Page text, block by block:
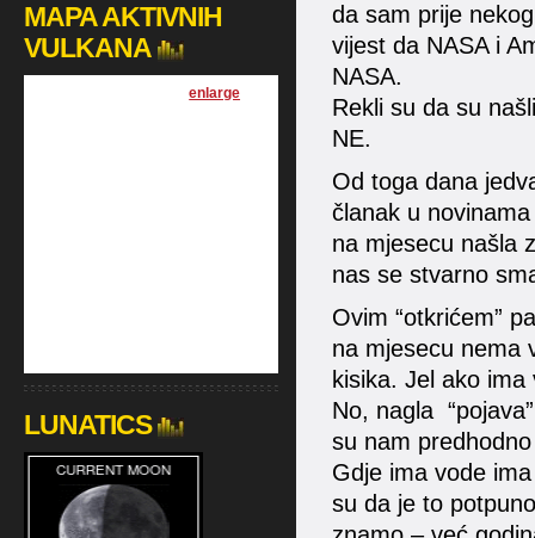
da sam prije
vijest da NASA i
NASA.
Rekli su da su
NE.
Od toga dana
članak u
na mjesecu našla
nas se stvarno
Ovim “otkrićem”
na mjesecu nema
kisika. Jel ako
No, nagla
su nam
Gdje ima vode
su da je to
MAPA AKTIVNIH
VULKANA
[enlarge
LUNATICS